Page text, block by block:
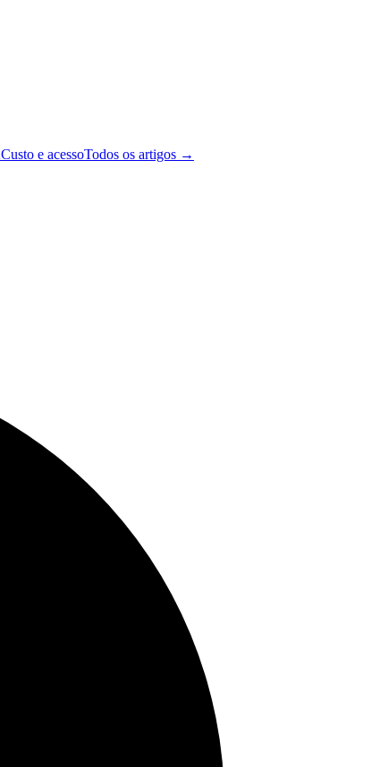
Custo e acessoTodos os artigos →